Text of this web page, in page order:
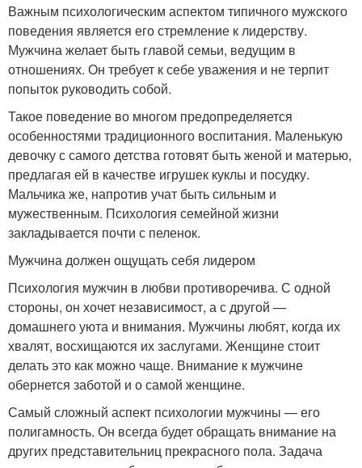
Важным психологическим аспектом типичного мужского
поведения является его стремление к лидерству.
Мужчина желает быть главой семьи, ведущим в
отношениях. Он требует к себе уважения и не терпит
попыток руководить собой.
Такое поведение во многом предопределяется
особенностями традиционного воспитания. Маленькую
девочку с самого детства готовят быть женой и матерью,
предлагая ей в качестве игрушек куклы и посудку.
Мальчика же, напротив учат быть сильным и
мужественным. Психология семейной жизни
закладывается почти с пеленок.
Мужчина должен ощущать себя лидером
Психология мужчин в любви противоречива. С одной
стороны, он хочет независимост, а с другой —
домашнего уюта и внимания. Мужчины любят, когда их
хвалят, восхищаются их заслугами. Женщине стоит
делать это как можно чаще. Внимание к мужчине
обернется заботой и о самой женщине.
Самый сложный аспект психологии мужчины — его
полигамность. Он всегда будет обращать внимание на
других представительниц прекрасного пола. Задача